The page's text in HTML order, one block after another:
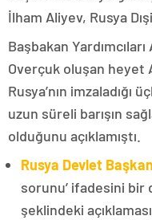
İlham Aliyev, Rusya
Başbakan
Overçuk oluşan heyet
Rusya’nın imzaladığı
uzun süreli barışın
olduğunu açıklamıştı.
Rusya Devlet
sorunu’ ifadesini bir
şeklindeki